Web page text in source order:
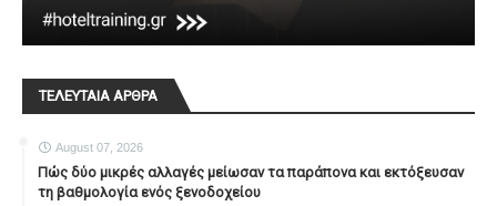
ΤΕΛΕΥΤΑΙΑ ΑΡΘΡΑ
August 07, 2026
Πώς δύο μικρές αλλαγές μείωσαν τα παράπονα και εκτόξευσαν
τη βαθμολογία ενός ξενοδοχείου